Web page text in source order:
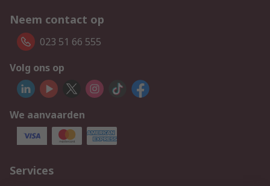
Neem contact op
023 51 66 555
Volg ons op
We aanvaarden
Services